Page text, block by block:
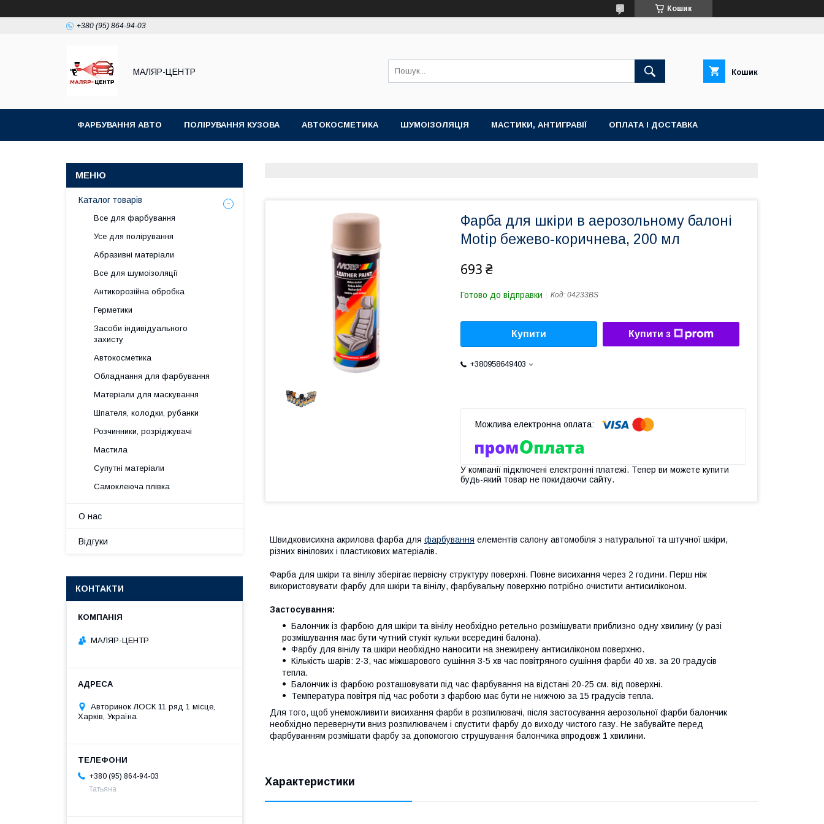
Кошик
+380 (95) 864-94-03
МАЛЯР-ЦЕНТР Кошик
ФАРБУВАННЯ АВТО ПОЛІРУВАННЯ КУЗОВА АВТОКОСМЕТИКА ШУМОІЗОЛЯЦІЯ МАСТИКИ, АНТИГРАВІЇ ОПЛАТА І ДОСТАВКА
Фарба для шкіри в аерозольному балоні
Motip бежево-коричнева, 200 мл
693 ₴
Готово до відправки Код: 04233BS
Купити Купити з
+380958649403
У компанії підключені електронні платежі. Тепер ви можете купити
будь-який товар не покидаючи сайту.
Швидковисихна акрилова фарба для фарбування елементів салону автомобіля з натуральної та штучної шкіри,
різних вінілових і пластикових матеріалів.
Фарба для шкіри та вінілу зберігає первісну структуру поверхні. Повне висихання через 2 години. Перш ніж
використовувати фарбу для шкіри та вінілу, фарбувальну поверхню потрібно очистити антисиліконом.
Застосування:
Балончик із фарбою для шкіри та вінілу необхідно ретельно розмішувати приблизно одну хвилину (у разі
розмішування має бути чутний стукіт кульки всередині балона).
Фарбу для вінілу та шкіри необхідно наносити на знежирену антисиліконом поверхню.
Кількість шарів: 2-3, час міжшарового сушіння 3-5 хв час повітряного сушіння фарби 40 хв. за 20 градусів
тепла.
Балончик із фарбою розташовувати під час фарбування на відстані 20-25 см. від поверхні.
Температура повітря під час роботи з фарбою має бути не нижчою за 15 градусів тепла.
Для того, щоб унеможливити висихання фарби в розпилювачі, після застосування аерозольної фарби балончик
необхідно перевернути вниз розпилювачем і спустити фарбу до виходу чистого газу. Не забувайте перед
фарбуванням розмішати фарбу за допомогою струшування балончика впродовж 1 хвилини.
Характеристики
Каталог товарів
Все для фарбування
Усе для полірування
Абразивні матеріали
Все для шумоізоляції
Антикорозійна обробка
Герметики
Засоби індивідуального
захисту
Автокосметика
Обладнання для фарбування
Матеріали для маскування
Шпателя, колодки, рубанки
Розчинники, розріджувачі
Мастила
Супутні матеріали
Самоклеюча плівка
О нас
Відгуки
КОНТАКТИ
МАЛЯР-ЦЕНТР
Авторинок ЛОСК 11 ряд 1 місце,
Харків, Україна
+380 (95) 864-94-03
Татьяна